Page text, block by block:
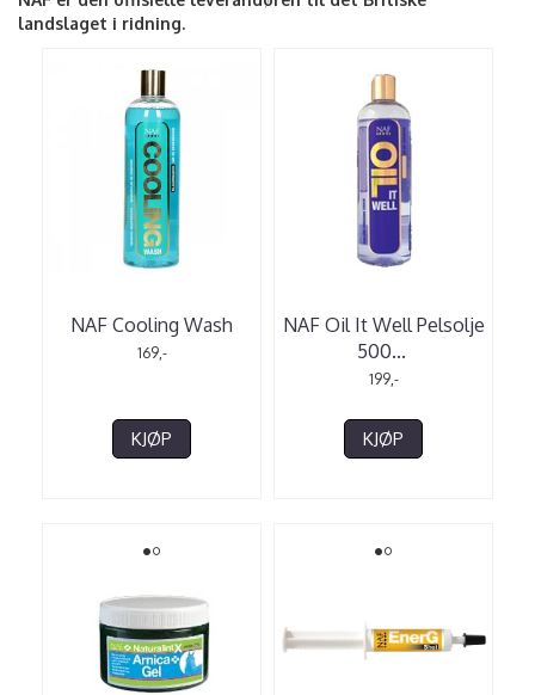
landslaget i ridning.
NAF Cooling Wash
169,-
KJØP
NAF Oil It Well Pelsolje
500...
199,-
KJØP